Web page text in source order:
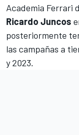
Academia Ferrari
Ricardo Juncos
posteriormente
las campañas a
y 2023.